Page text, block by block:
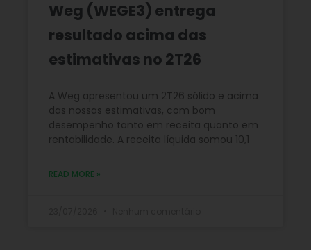
Weg (WEGE3) entrega
resultado acima das
estimativas no 2T26
A Weg apresentou um 2T26 sólido e acima
das nossas estimativas, com bom
desempenho tanto em receita quanto em
rentabilidade. A receita líquida somou 10,1
READ MORE »